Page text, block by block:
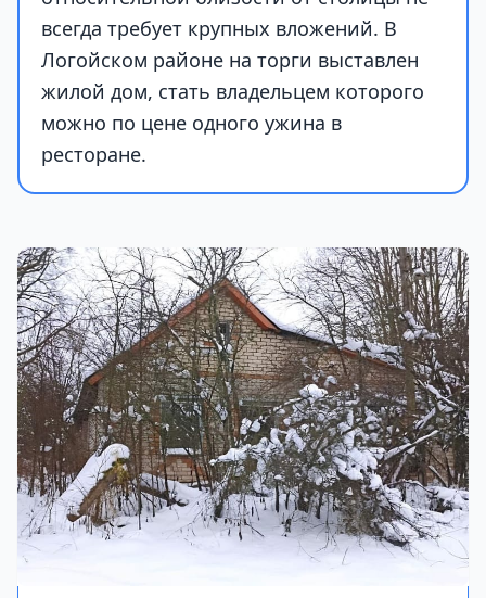
всегда требует крупных вложений. В
Логойском районе на торги выставлен
жилой дом, стать владельцем которого
можно по цене одного ужина в
ресторане.